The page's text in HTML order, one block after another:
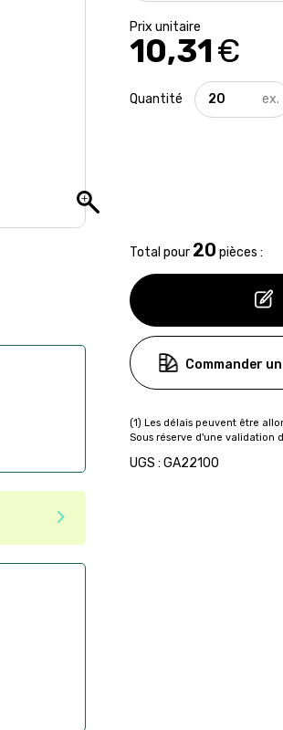
10,31€
quantité
de
Total pour 20 pièces :
Commander
UGS : GA22100
ligne sur